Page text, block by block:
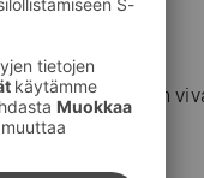
tuntea hennon